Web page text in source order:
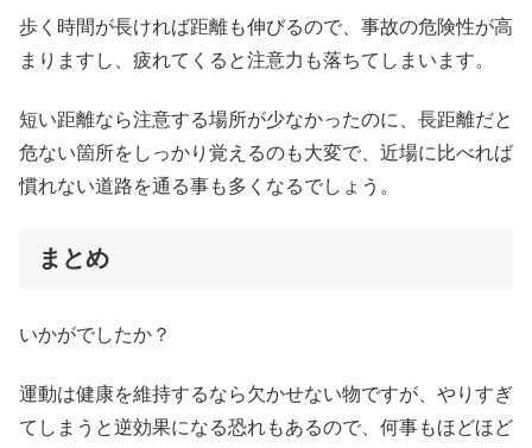
歩く時間が長ければ距離も伸びるので、事故の危険性が高
まりますし、疲れてくると注意力も落ちてしまいます。
短い距離なら注意する場所が少なかったのに、長距離だと
危ない箇所をしっかり覚えるのも大変で、近場に比べれば
慣れない道路を通る事も多くなるでしょう。
まとめ
いかがでしたか？
運動は健康を維持するなら欠かせない物ですが、やりすぎ
てしまうと逆効果になる恐れもあるので、何事もほどほど